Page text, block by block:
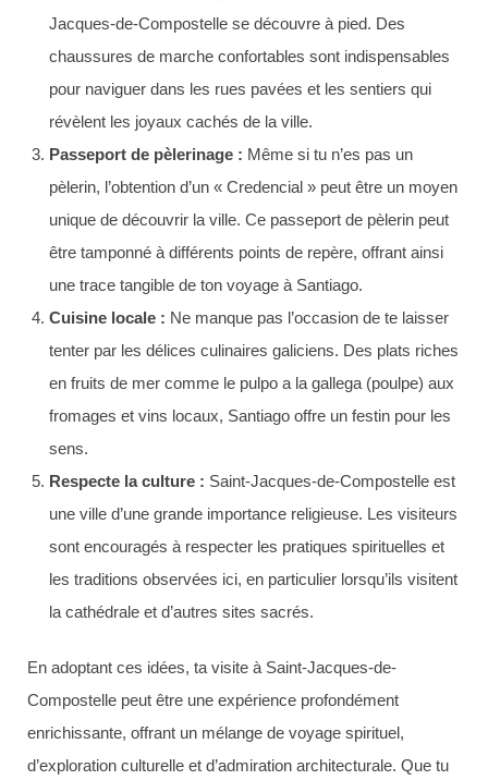
Jacques-de-Compostelle se découvre à pied. Des
chaussures de marche confortables sont indispensables
pour naviguer dans les rues pavées et les sentiers qui
révèlent les joyaux cachés de la ville.
Passeport de pèlerinage : Même si tu n’es pas un
pèlerin, l’obtention d’un « Credencial » peut être un moyen
unique de découvrir la ville. Ce passeport de pèlerin peut
être tamponné à différents points de repère, offrant ainsi
une trace tangible de ton voyage à Santiago.
Cuisine locale : Ne manque pas l’occasion de te laisser
tenter par les délices culinaires galiciens. Des plats riches
en fruits de mer comme le pulpo a la gallega (poulpe) aux
fromages et vins locaux, Santiago offre un festin pour les
sens.
Respecte la culture : Saint-Jacques-de-Compostelle est
une ville d’une grande importance religieuse. Les visiteurs
sont encouragés à respecter les pratiques spirituelles et
les traditions observées ici, en particulier lorsqu’ils visitent
la cathédrale et d’autres sites sacrés.
En adoptant ces idées, ta visite à Saint-Jacques-de-
Compostelle peut être une expérience profondément
enrichissante, offrant un mélange de voyage spirituel,
d’exploration culturelle et d’admiration architecturale. Que tu